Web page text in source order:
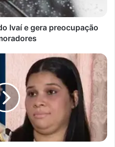
Ivaí e gera preocupação